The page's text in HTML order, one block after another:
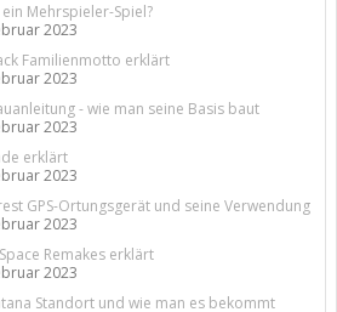
Mehrspieler-Spiel?
2023
Familienmotto erklärt
2023
- wie man seine Basis baut
2023
erklärt
2023
GPS-Ortungsgerät und seine Verwendung
2023
Remakes erklärt
2023
Standort und wie man es bekommt